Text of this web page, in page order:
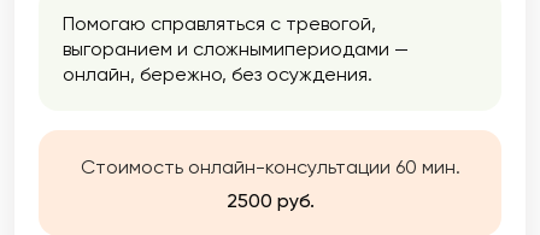
Помогаю справляться с тревогой,
выгоранием и сложнымипериодами —
онлайн, бережно, без осуждения.
Стоимость онлайн-консультации 60 мин.
2500 руб.